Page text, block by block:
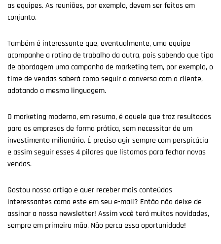
as equipes. As reuniões, por exemplo, devem ser feitos em
conjunto.
Também é interessante que, eventualmente, uma equipe
acompanhe a rotina de trabalho da outra, pois sabendo que tipo
de abordagem uma campanha de marketing tem, por exemplo, o
time de vendas saberá como seguir a conversa com o cliente,
adotando a mesma linguagem.
O marketing moderno, em resumo, é aquele que traz resultados
para as empresas de forma prática, sem necessitar de um
investimento milionário. É preciso agir sempre com perspicácia
e assim seguir esses 4 pilares que listamos para fechar novas
vendas.
Gostou nosso artigo e quer receber mais conteúdos
interessantes como este em seu e-mail? Então não deixe de
assinar a nossa newsletter! Assim você terá muitas novidades,
sempre em primeira mão. Não perca essa oportunidade!